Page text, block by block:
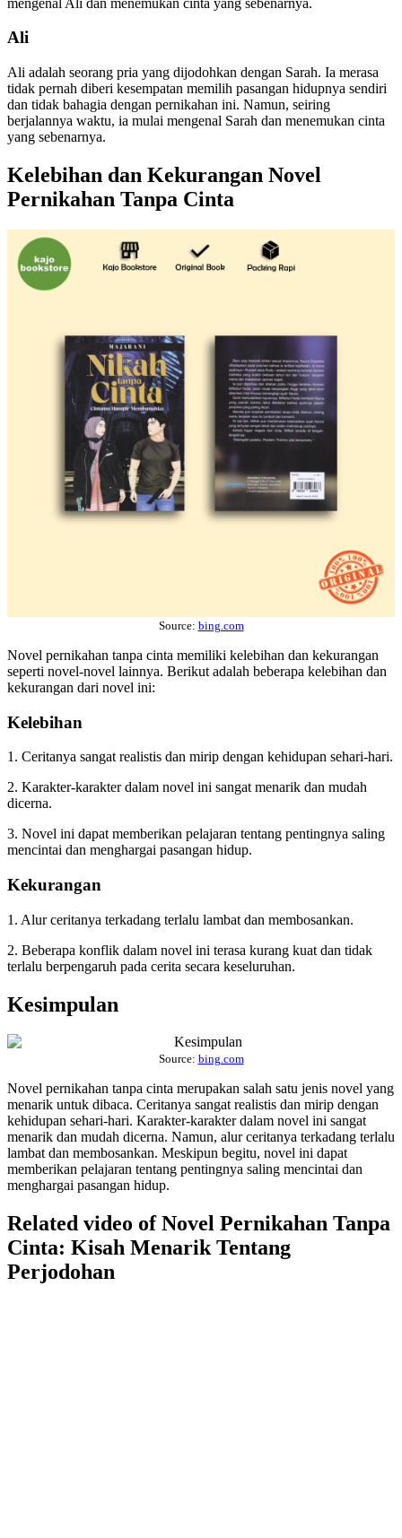
Ali
Ali adalah seorang pria yang dijodohkan dengan Sarah. Ia merasa
tidak pernah diberi kesempatan memilih pasangan hidupnya sendiri
dan tidak bahagia dengan pernikahan ini. Namun, seiring
berjalannya waktu, ia mulai mengenal Sarah dan menemukan cinta
yang sebenarnya.
Kelebihan dan Kekurangan Novel
Pernikahan Tanpa Cinta
Source: bing.com
Novel pernikahan tanpa cinta memiliki kelebihan dan kekurangan
seperti novel-novel lainnya. Berikut adalah beberapa kelebihan dan
kekurangan dari novel ini:
Kelebihan
1. Ceritanya sangat realistis dan mirip dengan kehidupan sehari-hari.
2. Karakter-karakter dalam novel ini sangat menarik dan mudah
dicerna.
3. Novel ini dapat memberikan pelajaran tentang pentingnya saling
mencintai dan menghargai pasangan hidup.
Kekurangan
1. Alur ceritanya terkadang terlalu lambat dan membosankan.
2. Beberapa konflik dalam novel ini terasa kurang kuat dan tidak
terlalu berpengaruh pada cerita secara keseluruhan.
Kesimpulan
Source: bing.com
Novel pernikahan tanpa cinta merupakan salah satu jenis novel yang
menarik untuk dibaca. Ceritanya sangat realistis dan mirip dengan
kehidupan sehari-hari. Karakter-karakter dalam novel ini sangat
menarik dan mudah dicerna. Namun, alur ceritanya terkadang terlalu
lambat dan membosankan. Meskipun begitu, novel ini dapat
memberikan pelajaran tentang pentingnya saling mencintai dan
menghargai pasangan hidup.
Related video of Novel Pernikahan Tanpa
Cinta: Kisah Menarik Tentang
Perjodohan